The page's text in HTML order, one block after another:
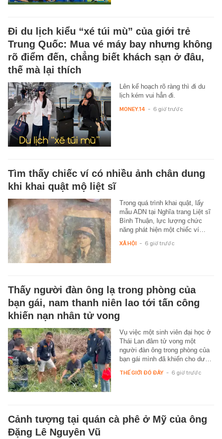
Đi du lịch kiểu “xé túi mù” của giới trẻ
Trung Quốc: Mua vé máy bay nhưng không
rõ điểm đến, chẳng biết khách sạn ở đâu,
thế mà lại thích
Lên kế hoạch rõ ràng thì đi du
lịch kém vui hẳn đi.
MONEY.14 - 6 giờ trước
Tìm thấy chiếc ví có nhiều ảnh chân dung
khi khai quật mộ liệt sĩ
Trong quá trình khai quật, lấy
mẫu ADN tại Nghĩa trang Liệt sĩ
Bình Thuận, lực lượng chức
năng phát hiện một chiếc ví…
XÃ HỘI - 6 giờ trước
Thấy người đàn ông lạ trong phòng của
bạn gái, nam thanh niên lao tới tấn công
khiến nạn nhân tử vong
Vụ việc một sinh viên đại học ở
Thái Lan đâm tử vong một
người đàn ông trong phòng của
bạn gái mình đã khiến cho dư…
THẾ GIỚI ĐÓ ĐÂY - 6 giờ trước
Cảnh tượng tại quán cà phê ở Mỹ của ông
Đặng Lê Nguyên Vũ